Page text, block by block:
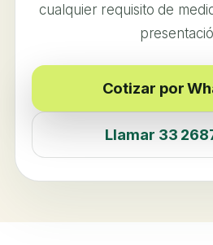
cualquier requisito de
Cotizar por
Llamar 33